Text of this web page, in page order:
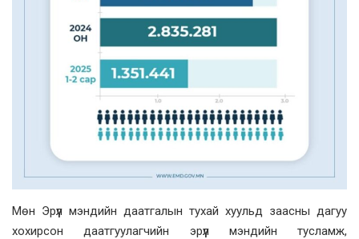
Мөн Эрүүл мэндийн даатгалын тухай хуульд заасны дагуу
хохирсон даатгуулагчийн эрүүл мэндийн тусламж,